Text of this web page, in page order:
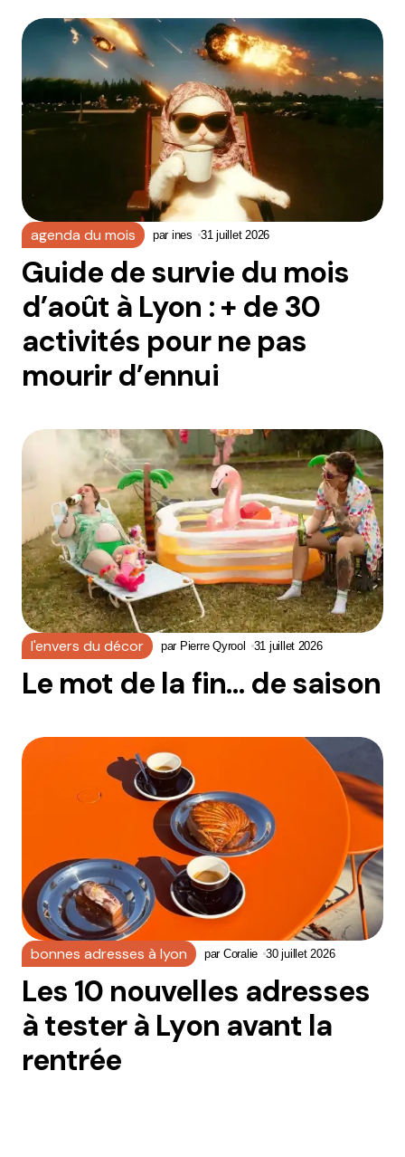
agenda du mois par ines 31 juillet 2026
Guide de survie du mois
d’août à Lyon : + de 30
activités pour ne pas
mourir d’ennui
l'envers du décor par Pierre Qyrool 31 juillet 2026
Le mot de la fin… de saison
bonnes adresses à lyon par Coralie 30 juillet 2026
Les 10 nouvelles adresses
à tester à Lyon avant la
rentrée